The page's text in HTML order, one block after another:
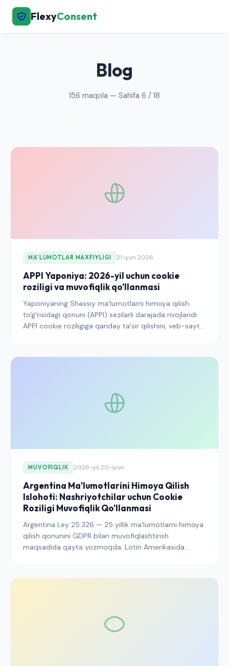
FlexyConsent
← Bosh sahifaga qaytish
Blog
156 maqola — Sahifa 6 / 18
MA'LUMOTLAR MAXFIYLIGI 21 iyun 2026
APPI Yaponiya: 2026-yil uchun cookie
roziligi va muvofiqlik qo'llanmasi
Yaponiyaning Shaxsiy ma'lumotlarni himoya qilish
to'g'risidagi qonuni (APPI) sezilarli darajada rivojlandi.
APPI cookie roziligiga qanday ta'sir qilishini, veb-sayt
qanday muvofiqlikda qolishni bilib oling.
MUVOFIQLIK 2026-yil 20-iyun
Argentina Ma'lumotlarini Himoya Qilish
Islohoti: Nashriyotchilar uchun Cookie
Roziligi Muvofiqlik Qo'llanmasi
Argentina Ley 25.326 — 25 yillik ma'lumotlarni himoya
qilish qonunini GDPR bilan muvofiqlashtirish
maqsadida qayta yozmoqda. Lotin Amerikasida
nazorat qilishini va chegara bo'ylab uzatishlar qanday